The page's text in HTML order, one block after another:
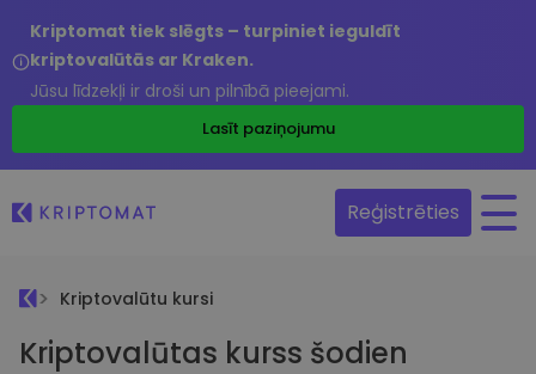
Kriptomat tiek slēgts – turpiniet ieguldīt
kriptovalūtās ar Kraken.
Jūsu līdzekļi ir droši un pilnībā pieejami.
Lasīt paziņojumu
Reģistrēties
Kriptovalūtu kursi
Kriptovalūtas kurss šodien